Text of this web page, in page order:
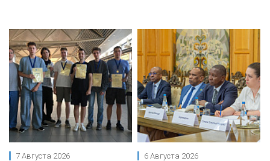
7 Августа 2026 6 Августа 2026